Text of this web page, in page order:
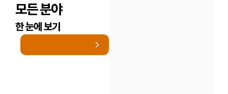
모든 분야
한 눈에 보기